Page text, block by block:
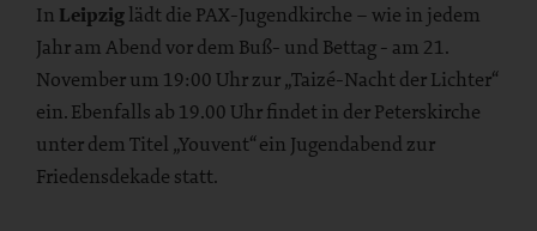
In Leipziglädt die PAX-Jugendkirche – wie in jedem
Jahr am Abend vor dem Buß- und Bettag - am 21.
November um 19:00 Uhr zur „Taizé-Nacht der Lichter“
ein. Ebenfalls ab 19.00 Uhr findet in der Peterskirche
unter dem Titel „Youvent“ ein Jugendabend zur
Friedensdekade statt.